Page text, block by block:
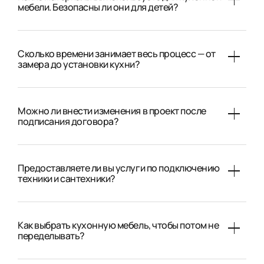
мебели. Безопасны ли они для детей?
Сколько времени занимает весь процесс — от
замера до установки кухни?
Можно ли внести изменения в проект после
подписания договора?
Предоставляете ли вы услуги по подключению
техники и сантехники?
Как выбрать кухонную мебель, чтобы потом не
переделывать?